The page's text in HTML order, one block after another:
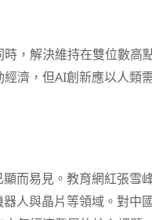
，解決維持在雙位數高
濟，但AI創新應以人類
而易見。教育網紅張雪
人與晶片等領域。對中